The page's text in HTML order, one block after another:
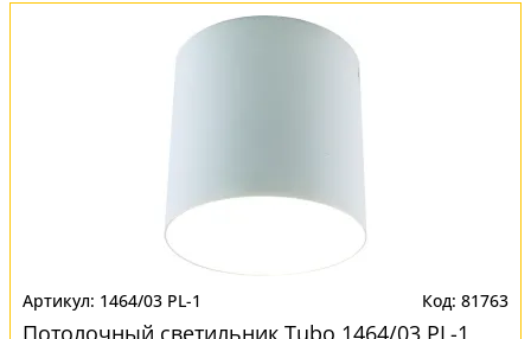
1464/03 PL-1 81763
Потолочный светильник Tubo 1464/03 PL-1